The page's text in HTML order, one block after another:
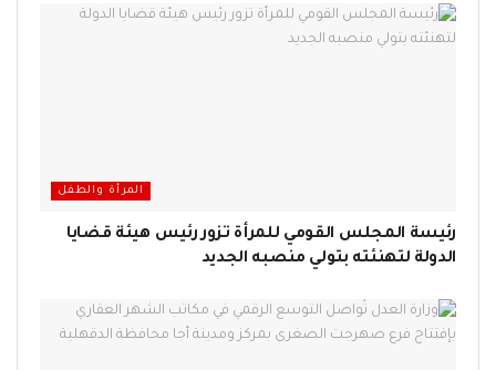
المرأة والطفل
رئيسة المجلس القومي للمرأة تزور رئيس هيئة قضايا
الدولة لتهنئته بتولي منصبه الجديد